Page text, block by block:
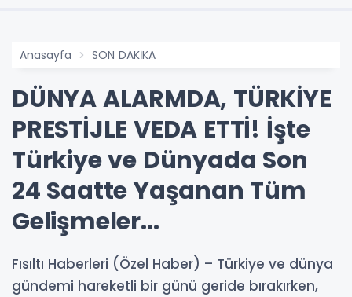
Anasayfa SON DAKİKA
DÜNYA ALARMDA, TÜRKİYE
PRESTİJLE VEDA ETTİ! İşte
Türkiye ve Dünyada Son
24 Saatte Yaşanan Tüm
Gelişmeler...
Fısıltı Haberleri (Özel Haber) – Türkiye ve dünya
gündemi hareketli bir günü geride bırakırken,